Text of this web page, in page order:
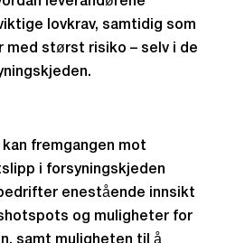
lovkrav, samtidig som
med størst risiko – selv i de
kan fremgangen mot
i forsyningskjeden
enestående innsikt
og muligheter for
samt muligheten til å